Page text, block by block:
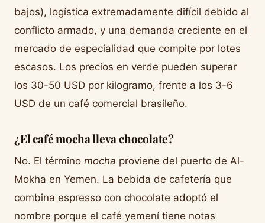
bajos), logística extremadamente difícil debido al
conflicto armado, y una demanda creciente en el
mercado de especialidad que compite por lotes
escasos. Los precios en verde pueden superar
los 30-50 USD por kilogramo, frente a los 3-6
USD de un café comercial brasileño.
¿El café mocha lleva chocolate?
No. El término mocha proviene del puerto de Al-
Mokha en Yemen. La bebida de cafetería que
combina espresso con chocolate adoptó el
nombre porque el café yemení tiene notas